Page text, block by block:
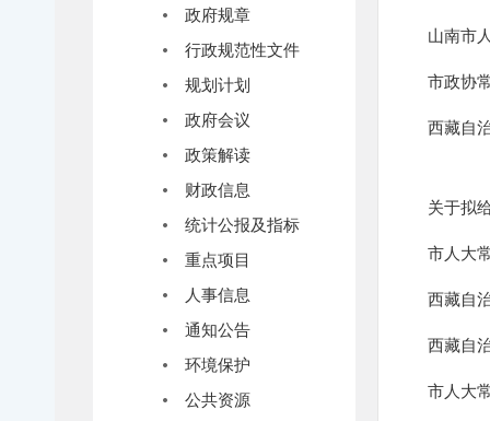
政府规章
行政规范性文件
规划计划
政府会议
政策解读
财政信息
统计公报及指标
重点项目
人事信息
通知公告
环境保护
公共资源
山南市
市政协
西藏自
关于拟
市人大
西藏自
西藏自
市人大